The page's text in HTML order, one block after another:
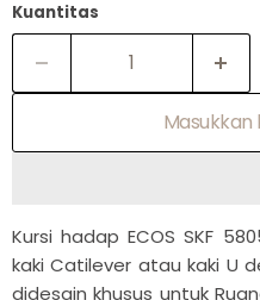
Kuantitas
Kursi hadap ECOS SKF
kaki Catilever atau kaki U
didesain khusus untuk